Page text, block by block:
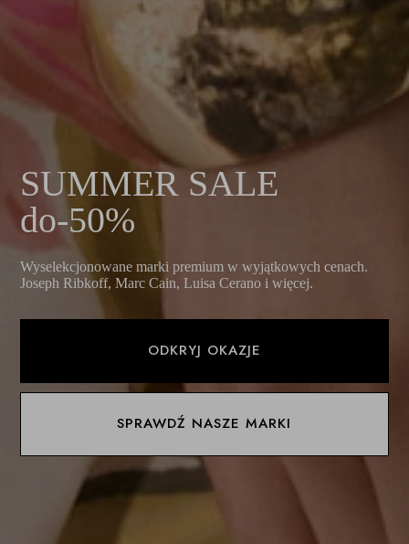
SUMMER SALE
do-50%
Wyselekcjonowane marki premium w wyjątkowych cenach.
Joseph Ribkoff, Marc Cain, Luisa Cerano i więcej.
ODKRYJ OKAZJE
SPRAWDŹ NASZE MARKI